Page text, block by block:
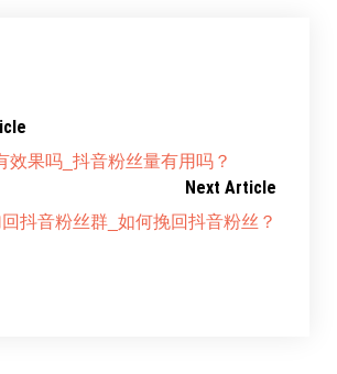
效果吗_抖音粉丝量有用吗？
Next Article
抖音粉丝群_如何挽回抖音粉丝？